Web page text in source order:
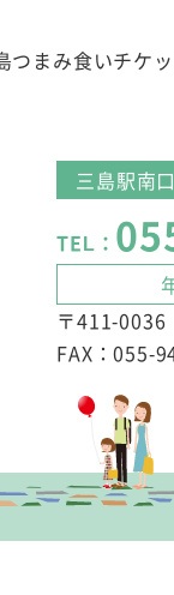
つまみ食いチケ
三島駅南
TEL：
〒411-
FAX：055-